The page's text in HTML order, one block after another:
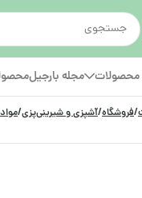
محصولات مجله بارجیل
/فروشگاه/آشپزی و شیرینی‌پزی/